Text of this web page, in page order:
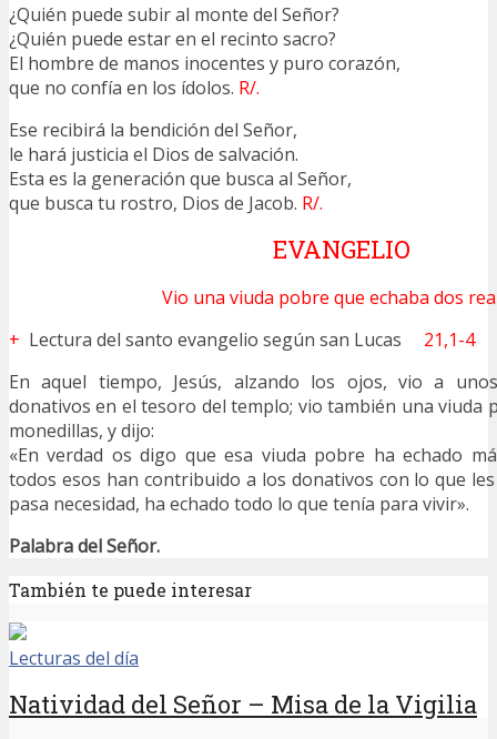
¿Quién puede subir al monte del Señor?
¿Quién puede estar en el recinto sacro?
El hombre de manos inocentes y puro corazón,
que no confía en los ídolos. R/.
Ese recibirá la bendición del Señor,
le hará justicia el Dios de salvación.
Esta es la generación que busca al Señor,
que busca tu rostro, Dios de Jacob. R/.
EVANGELIO
Vio una viuda pobre que echaba dos
+ Lectura del santo evangelio según san Lucas 21,1-4
En aquel tiempo, Jesús, alzando los ojos, vio a
donativos en el tesoro del templo; vio también una viuda
monedillas, y dijo:
«En verdad os digo que esa viuda pobre ha echado
todos esos han contribuido a los donativos con lo que
pasa necesidad, ha echado todo lo que tenía para vivir».
Palabra del Señor.
También te puede interesar
Lecturas del día
Natividad del Señor – Misa de la Vigilia